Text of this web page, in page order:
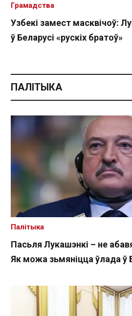
Узбекі замест масквічоў:
ў Беларусі «рускіх братоў»
Грамадства
ПАЛІТЫКА
Пасьля Лукашэнкі – не
Як можа зьмяніцца ўлада ў
Палітыка